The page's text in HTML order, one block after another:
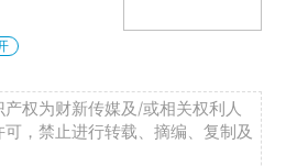
权为财新传媒及/或相关权利人
，禁止进行转载、摘编、复制及